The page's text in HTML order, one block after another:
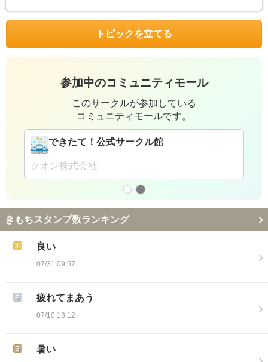
トピックを立てる
参加中のコミュニティモール
このサークルが参加している
コミュニティモールです。
できたて！公式サークル館
クオン株式会社
きもちスタンプ数ランキング
良い
07/31 09:57
疲れてまあう
07/10 13:12
暑い